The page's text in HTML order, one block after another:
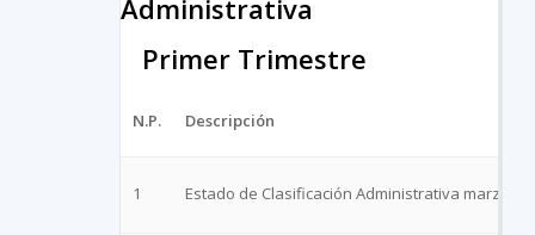
Administrativa
Primer Trimestre
N.P. Descripción
1 Estado de Clasificación Administrativa marzo